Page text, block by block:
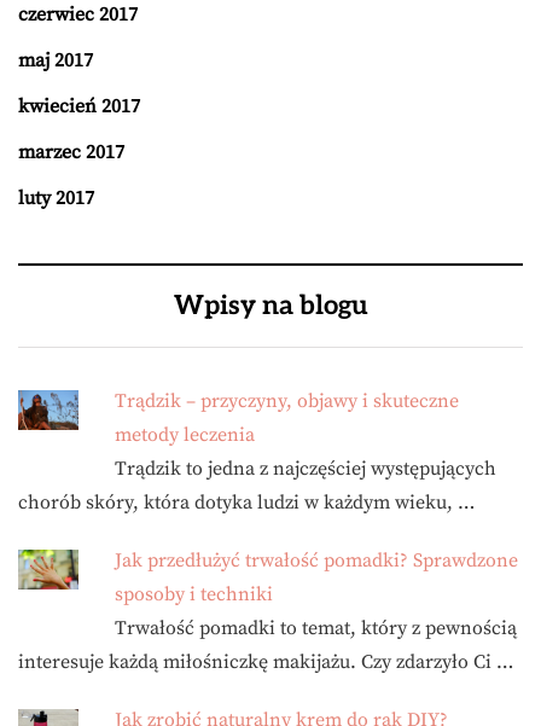
czerwiec 2017
maj 2017
kwiecień 2017
marzec 2017
luty 2017
Wpisy na blogu
Trądzik – przyczyny, objawy i skuteczne
metody leczenia
Trądzik to jedna z najczęściej występujących
chorób skóry, która dotyka ludzi w każdym wieku, …
Jak przedłużyć trwałość pomadki? Sprawdzone
sposoby i techniki
Trwałość pomadki to temat, który z pewnością
interesuje każdą miłośniczkę makijażu. Czy zdarzyło Ci …
Jak zrobić naturalny krem do rąk DIY?